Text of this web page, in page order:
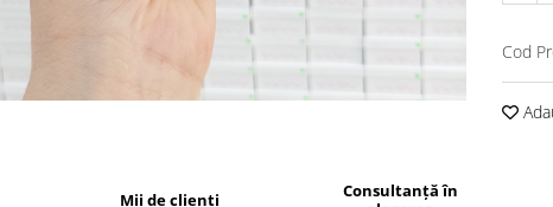
Cod
Mii de clienți
Consultanță în